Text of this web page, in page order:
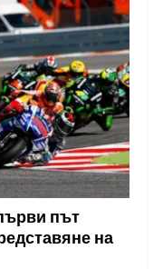
път
на